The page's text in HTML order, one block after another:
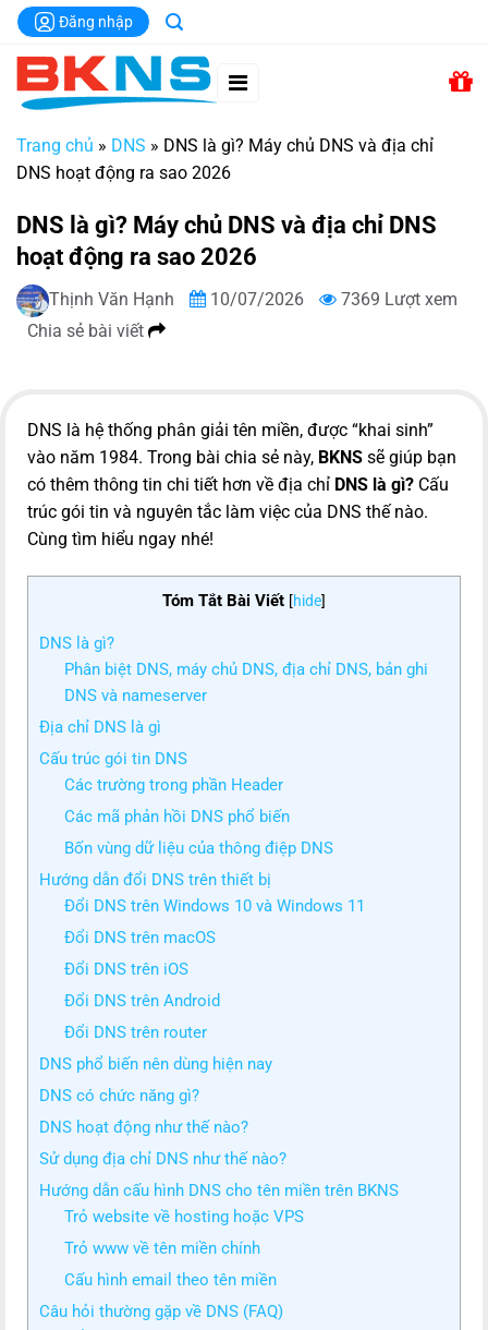
Chuyển
đến
dung
Đăng nhập
Trang chủ » DNS » DNS là gì? Máy chủ DNS và địa chỉ
DNS hoạt động ra sao 2026
DNS là gì? Máy chủ DNS và địa chỉ DNS
hoạt động ra sao 2026
Thịnh Văn Hạnh 10/07/2026
7369 Lượt xem
Chia sẻ bài viết
DNS là hệ thống phân giải tên miền, được “khai sinh”
vào năm 1984. Trong bài chia sẻ này, BKNS sẽ giúp bạn
có thêm thông tin chi tiết hơn về địa chỉ DNS là gì? Cấu
trúc gói tin và nguyên tắc làm việc của DNS thế nào.
Cùng tìm hiểu ngay nhé!
Tóm Tắt Bài Viết [hide]
DNS là gì?
Phân biệt DNS, máy chủ DNS, địa chỉ DNS, bản ghi
DNS và nameserver
Địa chỉ DNS là gì
Cấu trúc gói tin DNS
Các trường trong phần Header
Các mã phản hồi DNS phổ biến
Bốn vùng dữ liệu của thông điệp DNS
Hướng dẫn đổi DNS trên thiết bị
Đổi DNS trên Windows 10 và Windows 11
Đổi DNS trên macOS
Đổi DNS trên iOS
Đổi DNS trên Android
Đổi DNS trên router
DNS phổ biến nên dùng hiện nay
DNS có chức năng gì?
DNS hoạt động như thế nào?
Sử dụng địa chỉ DNS như thế nào?
Hướng dẫn cấu hình DNS cho tên miền trên BKNS
Trỏ website về hosting hoặc VPS
Trỏ www về tên miền chính
Cấu hình email theo tên miền
Câu hỏi thường gặp về DNS (FAQ)